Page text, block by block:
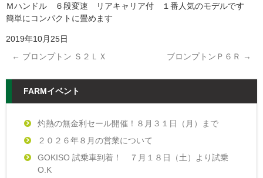
Ｍハンドル ６段変速 リアキャリア付 １番人気のモデルです
簡単にコンパクトに畳めます
2019年10月25日
← ブロンプトン Ｓ２ＬＸ ブロンプトンＰ６Ｒ →
FARMイベント
灼熱の無金利セール開催！８月３１日（月）まで
２０２６年８月の営業について
GOKISO 試乗車到着！ ７月１８日（土）より試乗
O.K